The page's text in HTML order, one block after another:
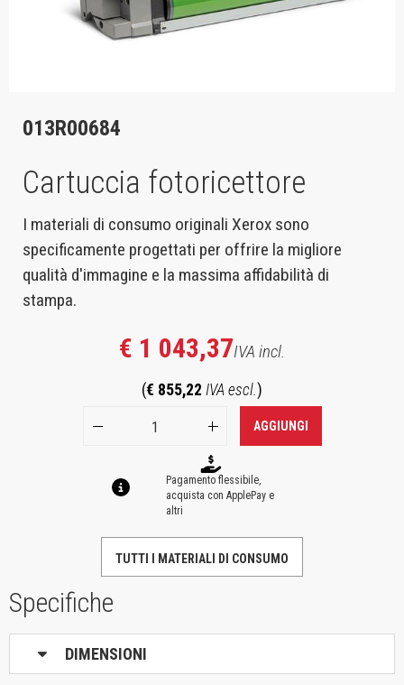
013R00684
Cartuccia fotoricettore
I materiali di consumo originali Xerox sono
specificamente progettati per offrire la migliore
qualità d'immagine e la massima affidabilità di
stampa.
€ 1 043,37IVA incl.
(€ 855,22 IVA escl.)
AGGIUNGI
Pagamento flessibile,
acquista con ApplePay e
altri
TUTTI I MATERIALI DI CONSUMO
Specifiche
DIMENSIONI